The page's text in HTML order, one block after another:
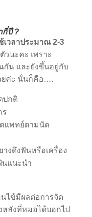
กี่ปี ?
เวลาประมาณ 2-3
วนะคะ เพราะ
น และยังขึ้นอยู่กับ
ยค่ะ นั่นก็คือ….
ปกติ
ร
แพทย์ตามนัด
างดึงฟันหรือเครื่อง
แนะนำ
ไข้มีผลต่อการจัด
หลังที่หมอได้บอกไป